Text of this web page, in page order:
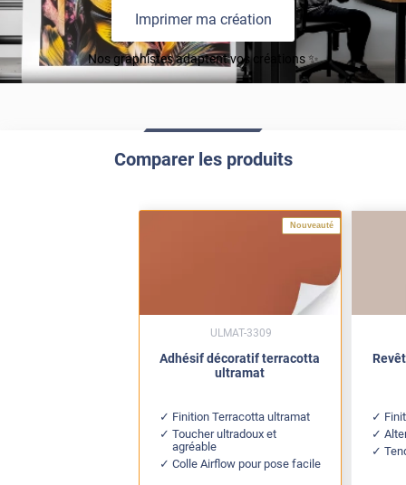
Imprimer ma création
Nos graphistes adaptent vos créations ✨
Comparer les produits
Nouveauté
Adhésif décoratif terracotta
ultramat
Finition Terracotta ultramat
Toucher ultradoux et
agréable
Colle Airflow pour pose facile
ULMAT-3309